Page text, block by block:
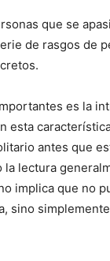
que se
de rasgos de
es la
esta
antes que
la lectura
implica que no
sino